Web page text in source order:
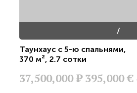
/
Таунхаус с 5-ю спальнями,
370 м², 2.7 сотки
37,500,000Р 395,000 €